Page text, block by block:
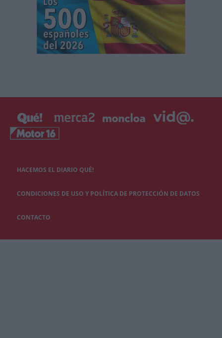
HACEMOS EL DIARIO QUÉ!
CONDICIONES DE USO Y POLÍTICA DE PROTECCIÓN DE DATOS
CONTACTO